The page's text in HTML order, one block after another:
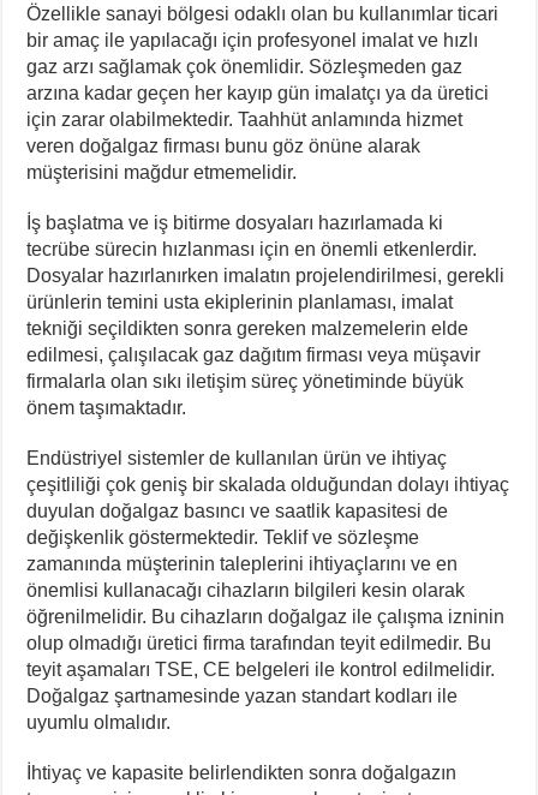
Özellikle sanayi bölgesi odaklı olan bu kullanımlar ticari
bir amaç ile yapılacağı için profesyonel imalat ve hızlı
gaz arzı sağlamak çok önemlidir. Sözleşmeden gaz
arzına kadar geçen her kayıp gün imalatçı ya da üretici
için zarar olabilmektedir. Taahhüt anlamında hizmet
veren doğalgaz firması bunu göz önüne alarak
müşterisini mağdur etmemelidir.
İş başlatma ve iş bitirme dosyaları hazırlamada ki
tecrübe sürecin hızlanması için en önemli etkenlerdir.
Dosyalar hazırlanırken imalatın projelendirilmesi, gerekli
ürünlerin temini usta ekiplerinin planlaması, imalat
tekniği seçildikten sonra gereken malzemelerin elde
edilmesi, çalışılacak gaz dağıtım firması veya müşavir
firmalarla olan sıkı iletişim süreç yönetiminde büyük
önem taşımaktadır.
Endüstriyel sistemler de kullanılan ürün ve ihtiyaç
çeşitliliği çok geniş bir skalada olduğundan dolayı ihtiyaç
duyulan doğalgaz basıncı ve saatlik kapasitesi de
değişkenlik göstermektedir. Teklif ve sözleşme
zamanında müşterinin taleplerini ihtiyaçlarını ve en
önemlisi kullanacağı cihazların bilgileri kesin olarak
öğrenilmelidir. Bu cihazların doğalgaz ile çalışma izninin
olup olmadığı üretici firma tarafından teyit edilmedir. Bu
teyit aşamaları TSE, CE belgeleri ile kontrol edilmelidir.
Doğalgaz şartnamesinde yazan standart kodları ile
uyumlu olmalıdır.
İhtiyaç ve kapasite belirlendikten sonra doğalgazın